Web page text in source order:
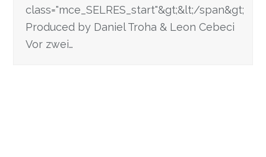
class="mce_SELRES_start"&gt; &lt;/span&gt;
Produced by Daniel Troha & Leon Cebeci
Vor zwei…